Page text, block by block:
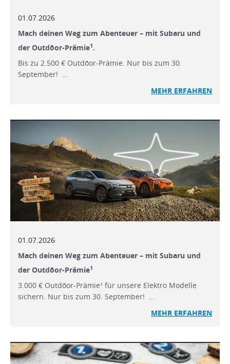
01.07.2026
Mach deinen Weg zum Abenteuer – mit Subaru und
der Outdōor-Prämie1.
Bis zu 2.500 € Outdōor-Prämie. Nur bis zum 30.
September! …
MEHR ERFAHREN
01.07.2026
Mach deinen Weg zum Abenteuer – mit Subaru und
der Outdōor-Prämie1
3.000 € Outdōor-Prämie¹ für unsere Elektro Modelle
sichern. Nur bis zum 30. September! …
MEHR ERFAHREN